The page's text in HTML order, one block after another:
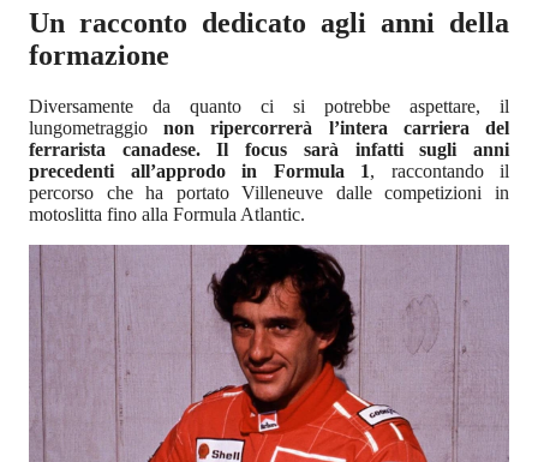
Un racconto dedicato agli anni della
formazione
Diversamente da quanto ci si potrebbe aspettare, il
lungometraggionon ripercorrerà l’intera carriera del
ferrarista canadese. Il focus sarà infatti sugli anni
precedenti all’approdo in Formula 1, raccontando il
percorso che ha portato Villeneuve dalle competizioni in
motoslitta fino alla Formula Atlantic.